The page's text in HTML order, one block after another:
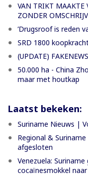
VAN TRIKT MAAKTE
ZONDER
’Drugsroof is reden
SRD 1800
(UPDATE)
50.000 ha - China
maar met houtkap
Laatst bekeken:
Suriname Nieuws |
Regional &
afgesloten
Venezuela:
cocaïnesmokkel